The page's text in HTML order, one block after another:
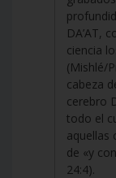
DA’AT,
ciencia
(Mishlé/
cabeza
cerebro
todo el
aquellas
de «y
24:4).